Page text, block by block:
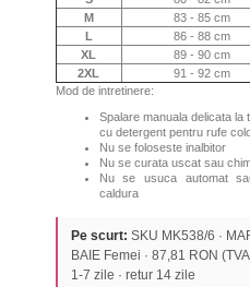
M
83 - 85 cm
L
86 - 88 cm
XL
89 - 90 cm
2XL
91 - 92 cm
Mod de intretinere:
Spalare manuala delicata
cu detergent pentru rufe
Nu se foloseste inalbitor
Nu se curata uscat sau
Nu se usuca automat
caldura
Pe scurt: SKU MK538/6 ·
BAIE Femei · 87,81 RON
1-7 zile · retur 14 zile